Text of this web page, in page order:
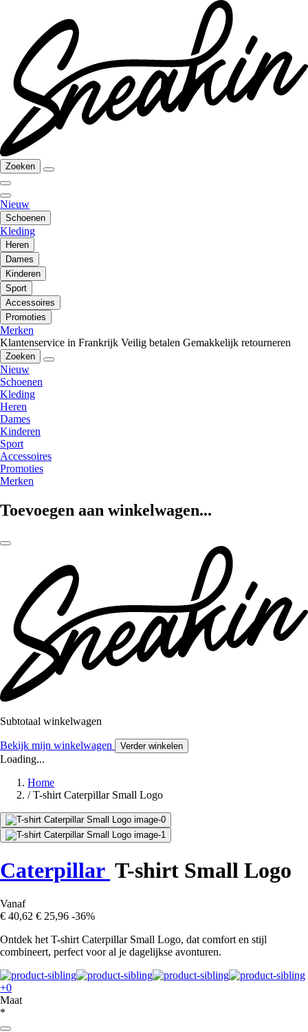
Zoeken
Nieuw
Schoenen
Kleding
Heren
Dames
Kinderen
Sport
Accessoires
Promoties
Merken
Klantenservice in Frankrijk Veilig betalen Gemakkelijk retourneren
Zoeken
Nieuw
Schoenen
Kleding
Heren
Dames
Kinderen
Sport
Accessoires
Promoties
Merken
Toevoegen aan winkelwagen...
Subtotaal winkelwagen
Bekijk mijn winkelwagen Verder winkelen
Loading...
Home
/ T-shirt Caterpillar Small Logo
Caterpillar T-shirt Small Logo
Vanaf
€ 40,62 € 25,96 -36%
Ontdek het T-shirt Caterpillar Small Logo, dat comfort en stijl
combineert, perfect voor al je dagelijkse avonturen.
+0
Maat
*